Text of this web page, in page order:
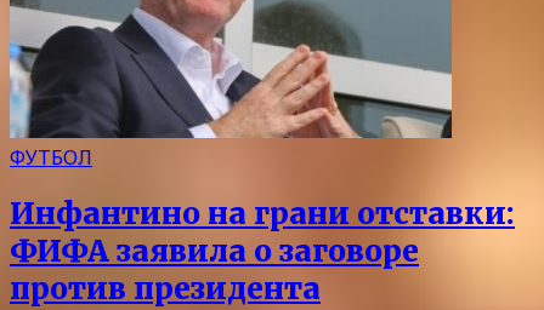
ФУТБОЛ
Инфантино на грани отставки:
ФИФА заявила о заговоре
против президента